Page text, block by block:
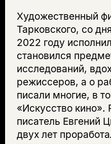
Художественный
Тарковского, со
2022 году
становился
исследований,
режиссеров, а о
писали многие, в
«Искусство кино».
писатель Евгений
двух лет